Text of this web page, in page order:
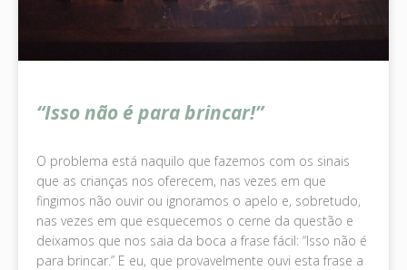
“Isso não é para brincar!”
O problema está naquilo que fazemos com os sinais
que as crianças nos oferecem, nas vezes em que
fingimos não ouvir ou ignoramos o apelo e, sobretudo,
nas vezes em que esquecemos o cerne da questão e
deixamos que nos saia da boca a frase fácil: “Isso não é
para brincar.” E eu, que provavelmente ouvi esta frase a